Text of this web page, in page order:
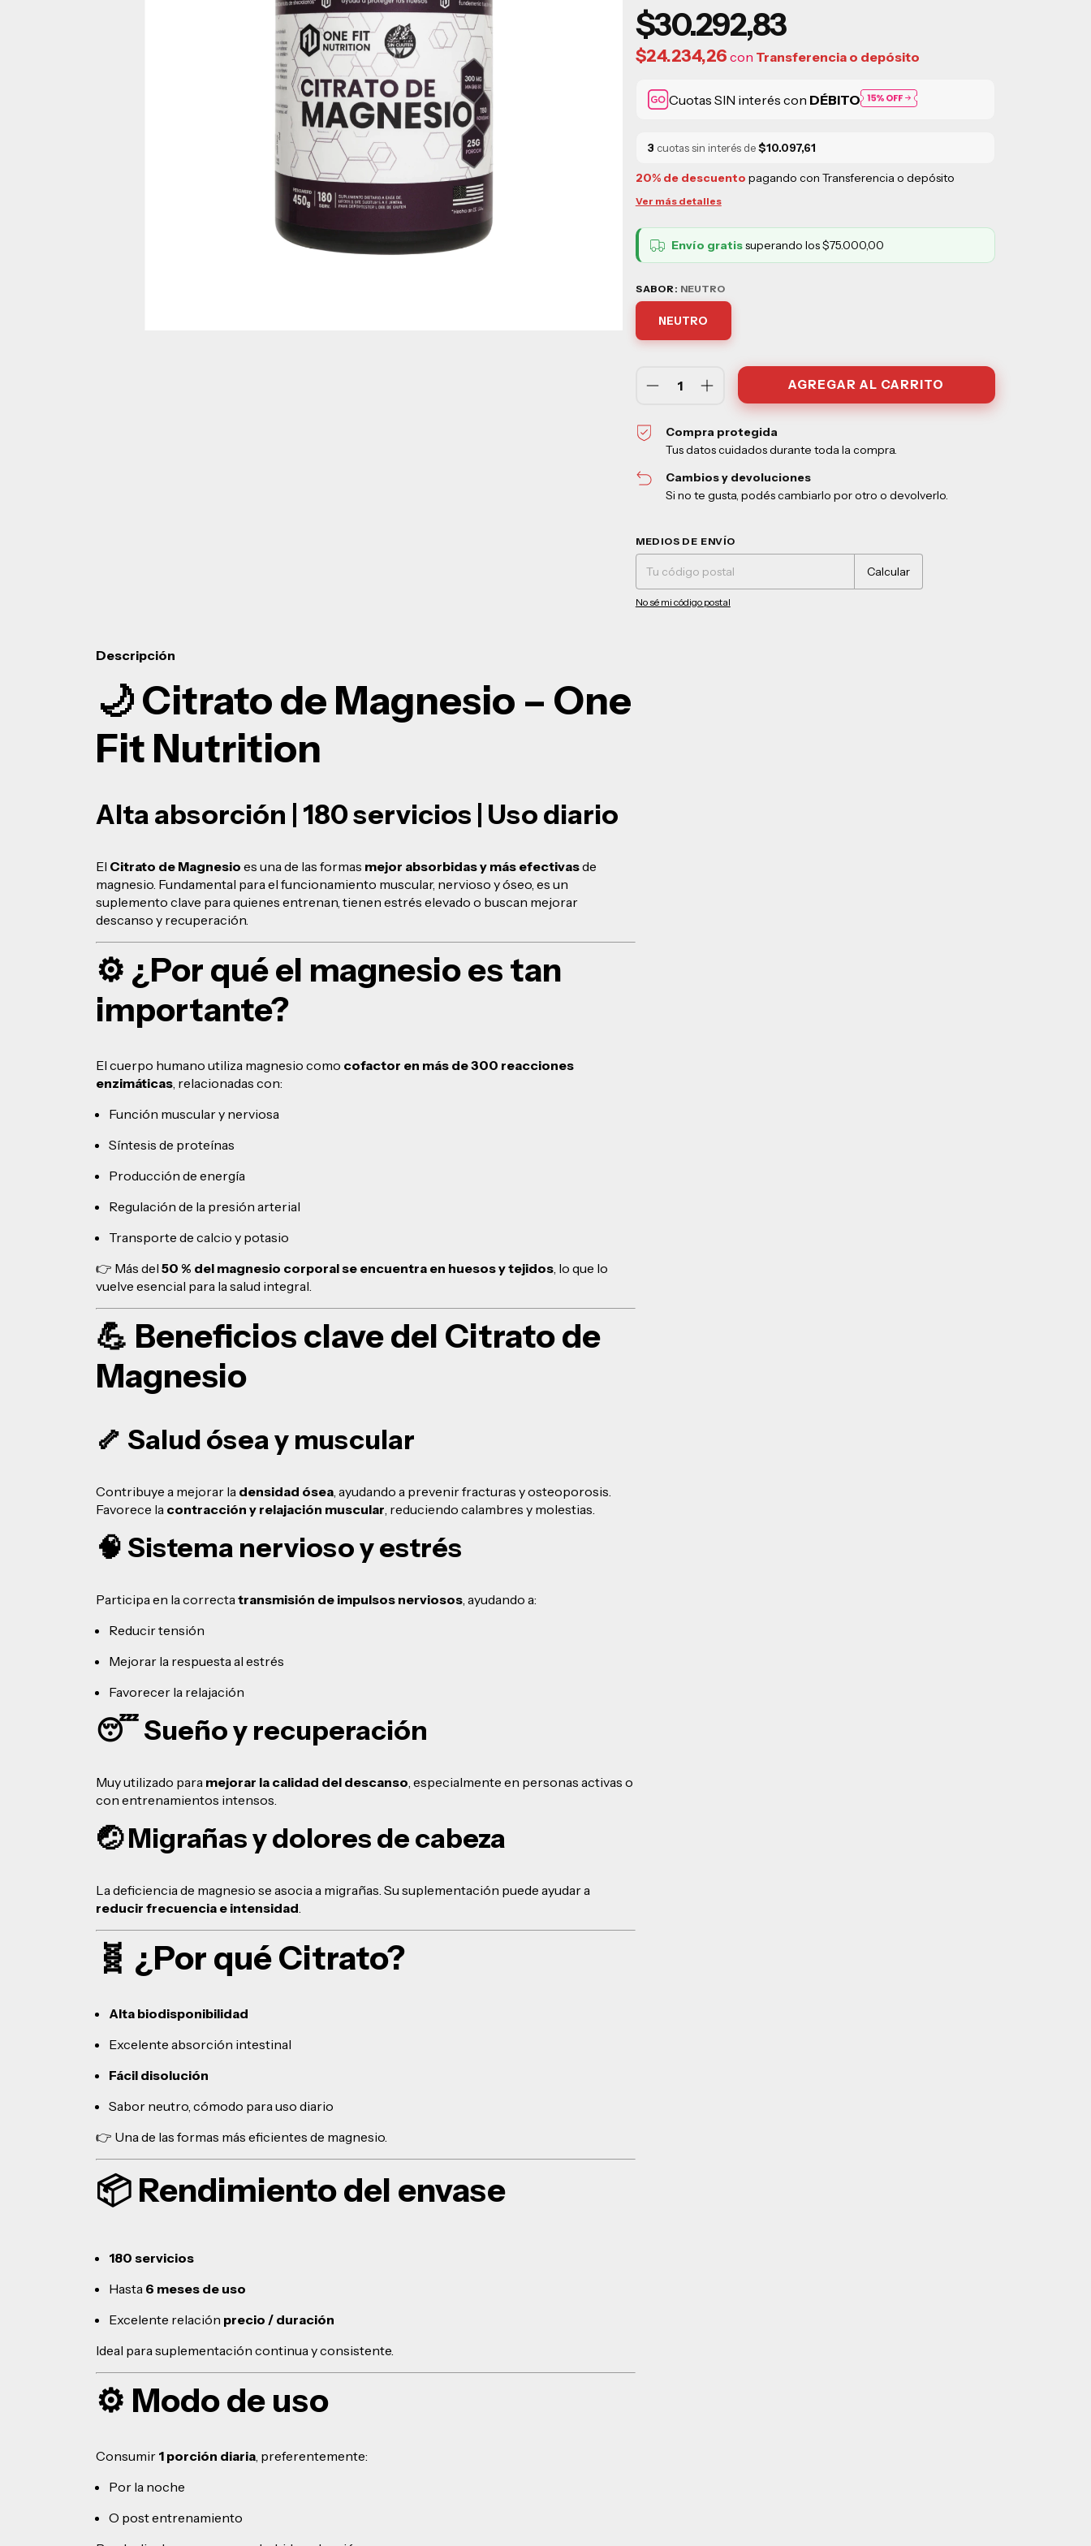
$30.292,83
$24.234,26con Transferencia o depósito
Cuotas SIN interés con DÉBITO
3 cuotas sin interés de$10.097,61
20% de descuento pagando con Transferencia o depósito
Ver más detalles
Envío gratissuperando los$75.000,00
SABOR: NEUTRO
NEUTRO
Compra protegida
Tus datos cuidados durante toda la compra.
Cambios y devoluciones
Si no te gusta, podés cambiarlo por otro o devolverlo.
Entregas para el CP:
MEDIOS DE ENVÍO
Calcular
No sé mi código postal
Descripción
🌙 Citrato de Magnesio – One
Fit Nutrition
Alta absorción | 180 servicios | Uso diario
El Citrato de Magnesio es una de las formas mejor absorbidas y más efectivasde
magnesio. Fundamental para el funcionamiento muscular, nervioso y óseo, es un
suplemento clave para quienes entrenan, tienen estrés elevado o buscan mejorar
descanso y recuperación.
⚙️ ¿Por qué el magnesio es tan
importante?
El cuerpo humano utiliza magnesio como cofactor en más de 300 reacciones
enzimáticas, relacionadas con:
Función muscular y nerviosa
Síntesis de proteínas
Producción de energía
Regulación de la presión arterial
Transporte de calcio y potasio
👉 Más del 50 % del magnesio corporal se encuentra en huesos y tejidos, lo que lo
vuelve esencial para la salud integral.
💪 Beneficios clave del Citrato de
Magnesio
🦴 Salud ósea y muscular
Contribuye a mejorar la densidad ósea , ayudando a prevenir fracturas y osteoporosis.
Favorece la contracción y relajación muscular , reduciendo calambres y molestias.
🧠 Sistema nervioso y estrés
Participa en la correcta transmisión de impulsos nerviosos , ayudando a:
Reducir tensión
Mejorar la respuesta al estrés
Favorecer la relajación
😴 Sueño y recuperación
Muy utilizado para mejorar la calidad del descanso , especialmente en personas activas o
con entrenamientos intensos.
🤕 Migrañas y dolores de cabeza
La deficiencia de magnesio se asocia a migrañas. Su suplementación puede ayudar a
reducir frecuencia e intensidad
🧬 ¿Por qué Citrato?
Alta biodisponibilidad
Excelente absorción intestinal
Fácil disolución
Sabor neutro, cómodo para uso diario
👉 Una de las formas más eficientes de magnesio.
📦 Rendimiento del envase
180 servicios
Hasta 6 meses de uso
Excelente relación precio / duración
Ideal para suplementación continua y consistente.
⚙️ Modo de uso
Consumir 1 porción diaria, preferentemente:
Por la noche
O post entrenamiento